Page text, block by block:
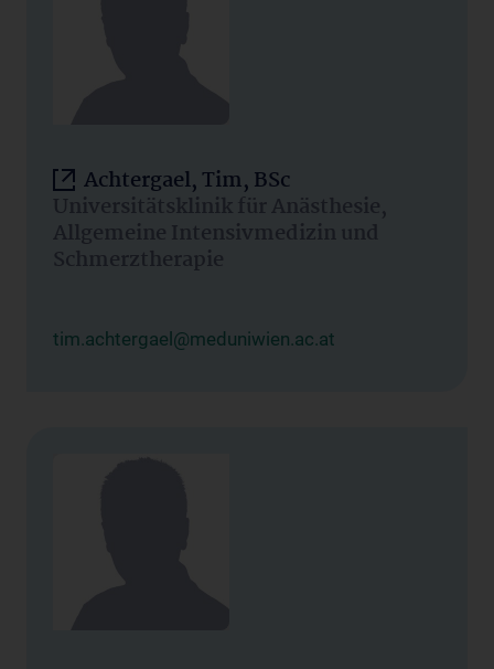
Achtergael, Tim, BSc
Universitätsklinik für Anästhesie,
Allgemeine Intensivmedizin und
Schmerztherapie
tim.achtergael@meduniwien.ac.at